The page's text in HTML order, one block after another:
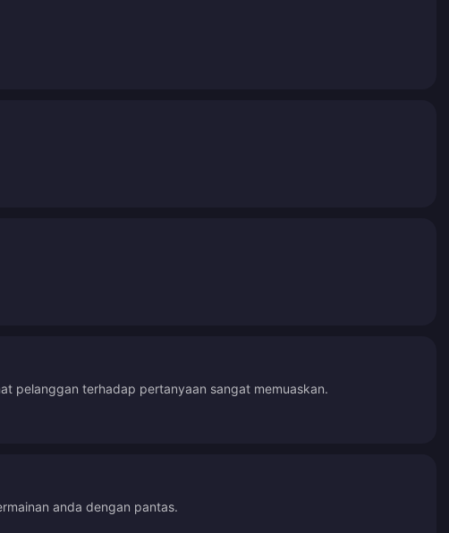
pelanggan terhadap pertanyaan sangat memuaskan.
anda dengan pantas.